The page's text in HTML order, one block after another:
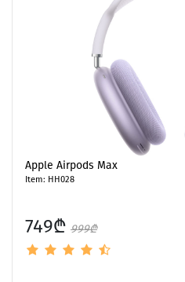
Apple Airpods Max
Item: HH028
749₾ 999₾